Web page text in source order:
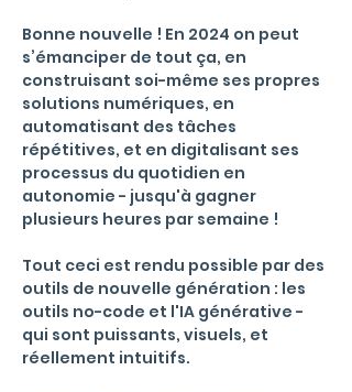
Bonne nouvelle ! En 2024 on peut
s’émanciper de tout ça, en
construisant soi-même ses propres
solutions numériques, en
automatisant des tâches
répétitives, et en digitalisant ses
processus du quotidien en
autonomie - jusqu'à gagner
plusieurs heures par semaine !
Tout ceci est rendu possible par des
outils de nouvelle génération : les
outils no-code et l'IA générative -
qui sont puissants, visuels, et
réellement intuitifs.